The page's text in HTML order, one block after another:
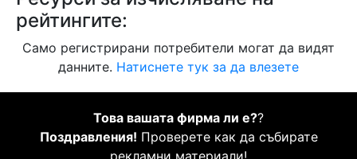
рейтингите:
Само регистрирани потребители могат да видят
данните. Натиснете тук за да влезете
Това вашата фирма ли е??
Поздравления! Проверете как да събирате